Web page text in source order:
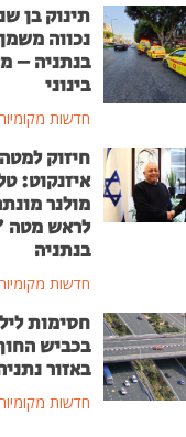
תינוק בן
נכווה
בנתניה –
בינוני
חדשות
חיזוק למטה
איזנקוט:
מולנר
לראש
בנתניה
חדשות
חסימות
בכביש
באזור
חדשות